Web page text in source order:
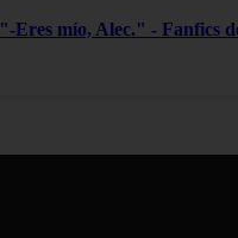
"-Eres mío, Alec." - Fanfics